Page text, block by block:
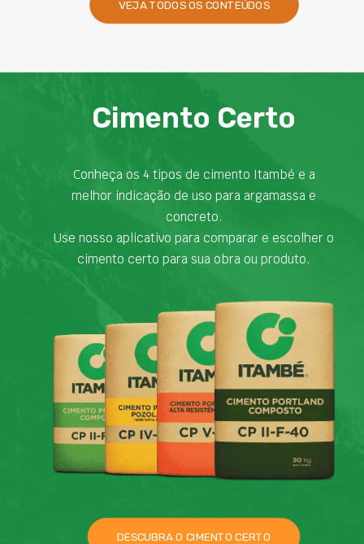
VEJA TODOS OS CONTEÚDOS
Cimento Certo
Conheça os 4 tipos de cimento Itambé e a
melhor indicação de uso para argamassa e
concreto.
Use nosso aplicativo para comparar e escolher o
cimento certo para sua obra ou produto.
DESCUBRA O CIMENTO CERTO